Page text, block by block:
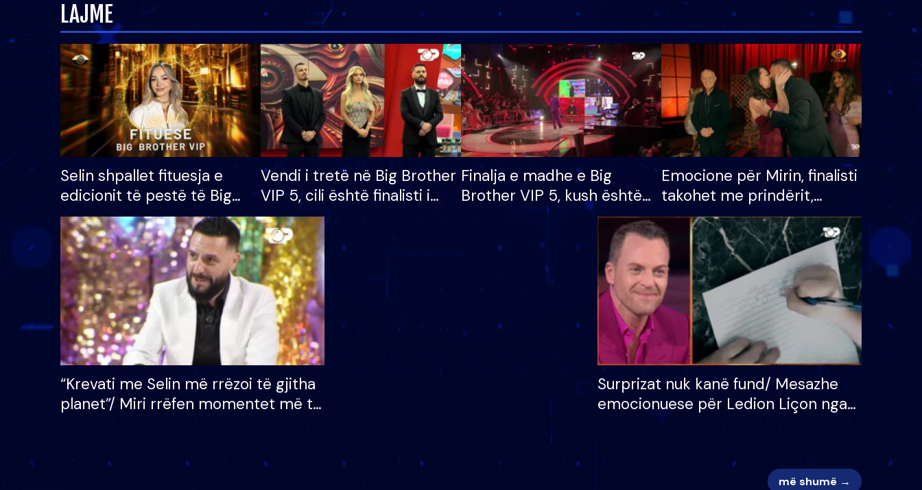
LAJME
Selin shpallet fituesja e
edicionit të pestë të Big
Brother VIP, rrëmben
çmimin e madh prej 100
mijë eurosh
Vendi i tretë në Big Brother
VIP 5, cili është finalisti i
radhës që lë shtëpinë
Finalja e madhe e Big
Brother VIP 5, kush është
banori i parë që lë shtëpinë
dhe humb mundësinë për
të fituar çmimin e madh
Emocione për Mirin, finalisti
takohet me prindërit,
vajzën dhe bashkëshorten:
S’kemi ndonjë letër divorci
apo jo?
“Krevati me Selin më rrëzoi të gjitha
planet”/ Miri rrëfen momentet më të
bukura në shtëpinë e BB VIP: Do më
Surprizat nuk kanë fund/ Mesazhe
emocionuese për Ledion Liçon nga
nëna dhe fëmijët e tij, moderatori
më shumë →